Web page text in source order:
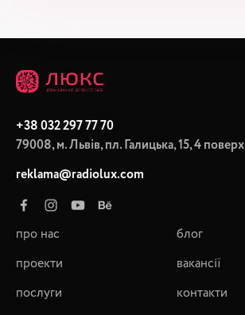
+38 032 297 77 70
79008, м. Львів, пл. Галицька, 15, 4 поверх
reklama@radiolux.com
про нас
проекти
послуги
блог
вакансії
контакти